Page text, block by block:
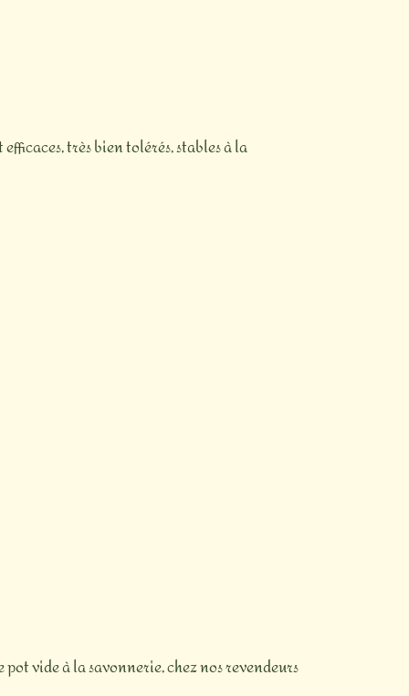
très bien tolérés, stables à la
pot vide à la savonnerie, chez nos revendeurs